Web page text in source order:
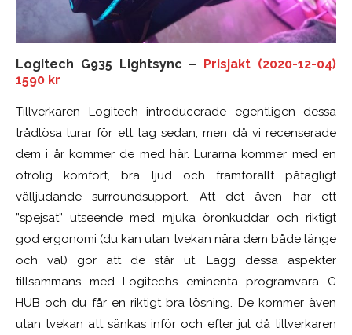
Logitech G935 Lightsync –
Prisjakt (2020-12-04)
1590 kr
Tillverkaren Logitech introducerade egentligen dessa
trådlösa lurar för ett tag sedan, men då vi recenserade
dem i år kommer de med här. Lurarna kommer med en
otrolig komfort, bra ljud och framförallt påtagligt
välljudande surroundsupport. Att det även har ett
”spejsat” utseende med mjuka öronkuddar och riktigt
god ergonomi (du kan utan tvekan nära dem både länge
och väl) gör att de står ut. Lägg dessa aspekter
tillsammans med Logitechs eminenta programvara G
HUB och du får en riktigt bra lösning. De kommer även
utan tvekan att sänkas inför och efter jul då tillverkaren